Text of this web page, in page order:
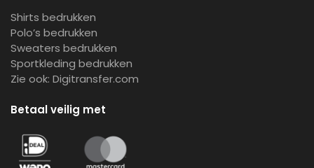
Shirts bedrukken
Polo’s bedrukken
Sweaters bedrukken
Sportkleding bedrukken
Zie ook: Digitransfer.com
Betaal veilig met